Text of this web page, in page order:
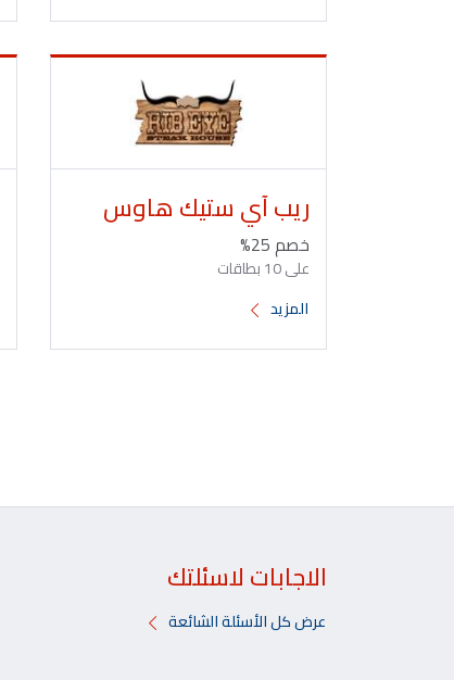
ريب آي ستيك هاوس
خصم 25%
على 10 بطاقات
المزيد
الاجابات لاسئلتك
عرض كل الأسئلة الشائعة